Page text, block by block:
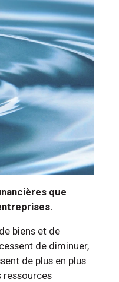
que
biens et de
de diminuer,
de plus en plus
ressources